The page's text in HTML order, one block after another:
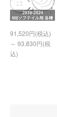
91,520円(税込)
～ 93,830円(税
込)